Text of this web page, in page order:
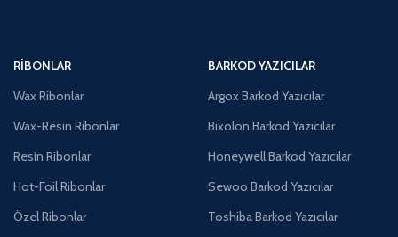
RIBONLAR
Wax Ribonlar
Wax-Resin Ribonlar
Resin Ribonlar
Hot-Foil Ribonlar
Özel Ribonlar
BARKOD YAZICILAR
Argox Barkod Yazıcılar
Bixolon Barkod Yazıcılar
Honeywell Barkod Yazıcılar
Sewoo Barkod Yazıcılar
Toshiba Barkod Yazıcılar